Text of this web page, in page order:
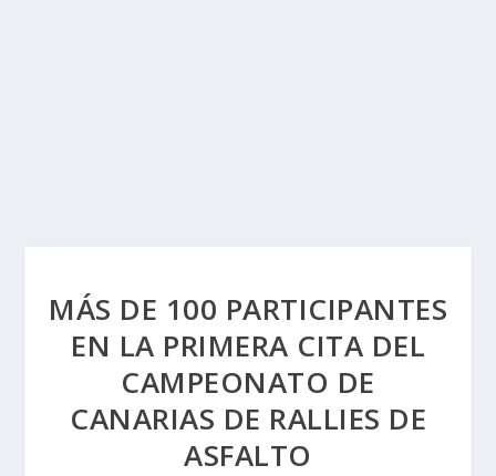
MÁS DE 100 PARTICIPANTES
EN LA PRIMERA CITA DEL
CAMPEONATO DE
CANARIAS DE RALLIES DE
ASFALTO